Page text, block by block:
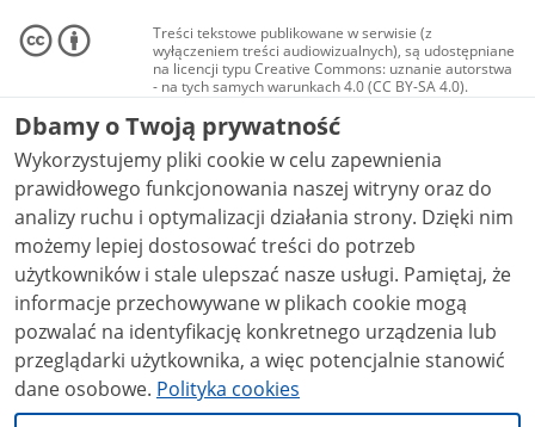
Treści tekstowe publikowane w serwisie (z
wyłączeniem treści audiowizualnych), są udostępniane
na licencji typu Creative Commons: uznanie autorstwa
- na tych samych warunkach 4.0 (CC BY-SA 4.0).
Materiały audiowizualne, w tym zdjęcia, materiały
audio i wideo, są udostępniane na licencji typu
Creative Commons: uznanie autorstwa użycie
niekomercyjne - bez utworów zależnych 4.0 (CC BY-
NC-ND 4.0), o ile nie jest to stwierdzone inaczej.
Dbamy o Twoją prywatność
Wykorzystujemy pliki cookie w celu zapewnienia
prawidłowego funkcjonowania naszej witryny oraz do
analizy ruchu i optymalizacji działania strony. Dzięki nim
możemy lepiej dostosować treści do potrzeb
użytkowników i stale ulepszać nasze usługi. Pamiętaj, że
informacje przechowywane w plikach cookie mogą
pozwalać na identyfikację konkretnego urządzenia lub
przeglądarki użytkownika, a więc potencjalnie stanowić
dane osobowe. Polityka cookies